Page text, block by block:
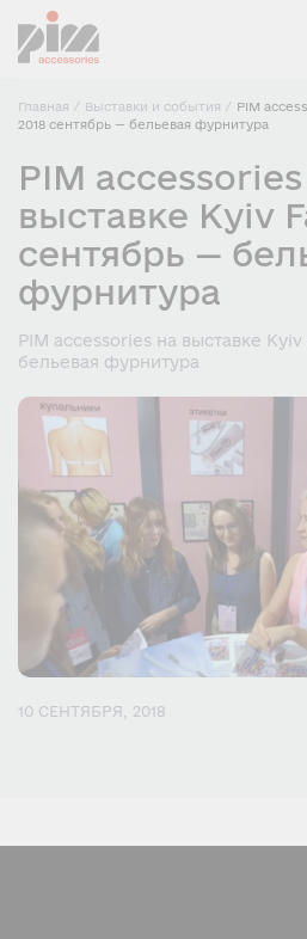
Главная / Выставки и события / PIM
2018 сентябрь — бельевая фурнитура
PIM
выставке Kyiv
сентябрь —
фурнитура
PIM accessories на выставке
бельевая фурнитура
10 СЕНТЯБРЯ, 2018